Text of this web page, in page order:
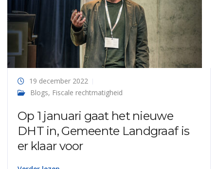
19 december 2022
Blogs, Fiscale rechtmatigheid
Op 1 januari gaat het nieuwe
DHT in, Gemeente Landgraaf is
er klaar voor